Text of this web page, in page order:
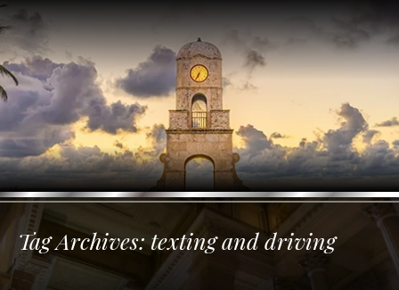
Tag Archives: texting and driving